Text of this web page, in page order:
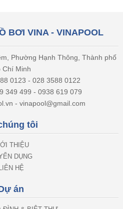
BƠI VINA - VINAPOOL
Phường Hạnh Thông, Thành phố
Chí Minh
0123 - 028 3588 0122
349 499 - 0938 619 079
- vinapool@gmail.com
tôi
THIỆU
DỤNG
HỆ
án